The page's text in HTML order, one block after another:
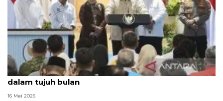
Prabowo: Pemerintah operasionalkan 1.061 KDKMP
dalam tujuh bulan
16 Mei 2026